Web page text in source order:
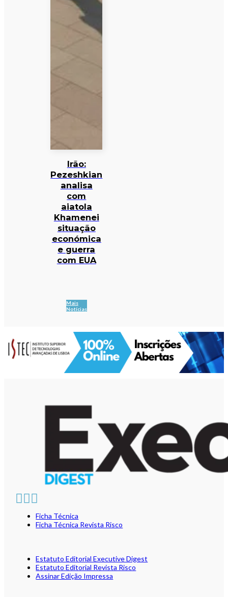
Irão:
Pezeshkian
analisa
com
aiatola
Khamenei
situação
económica
e guerra
com EUA
Mais
Notícias
Ficha Técnica
Ficha Técnica Revista Risco
Estatuto Editorial Executive Digest
Estatuto Editorial Revista Risco
Assinar Edição Impressa